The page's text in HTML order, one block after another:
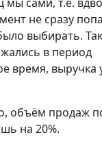
не сразу
выбирать.
в период
время, выручка
объём продаж
на 20%.